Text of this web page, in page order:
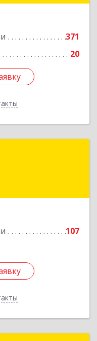
371
20
107
Гурьевский р-н,